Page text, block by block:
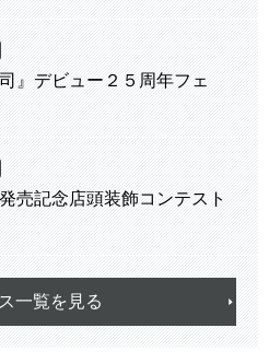
』デビュー２５周年フェ
売記念店頭装飾コンテスト
一覧を見る